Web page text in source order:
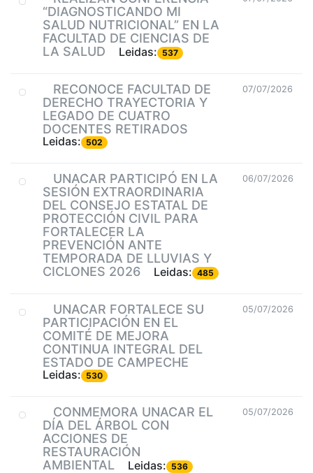
“DIAGNOSTICANDO MI
SALUD NUTRICIONAL” EN LA
FACULTAD DE CIENCIAS DE
LA SALUD
Leidas: 537
RECONOCE FACULTAD DE
DERECHO TRAYECTORIA Y
LEGADO DE CUATRO
DOCENTES RETIRADOS
Leidas: 502
07/07/2026
UNACAR PARTICIPÓ EN LA
SESIÓN EXTRAORDINARIA
DEL CONSEJO ESTATAL DE
PROTECCIÓN CIVIL PARA
FORTALECER LA
PREVENCIÓN ANTE
TEMPORADA DE LLUVIAS Y
CICLONES 2026
Leidas: 485
06/07/2026
UNACAR FORTALECE SU
PARTICIPACIÓN EN EL
COMITÉ DE MEJORA
CONTINUA INTEGRAL DEL
ESTADO DE CAMPECHE
Leidas: 530
05/07/2026
CONMEMORA UNACAR EL
DÍA DEL ÁRBOL CON
ACCIONES DE
RESTAURACIÓN
AMBIENTAL
Leidas: 536
05/07/2026